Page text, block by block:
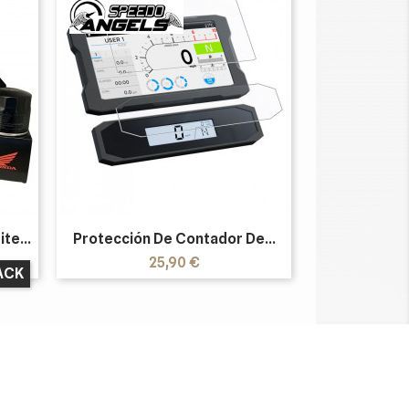
Protección De Contador De...
Precio
25,90 €